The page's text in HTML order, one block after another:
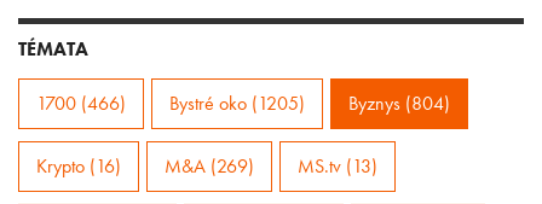
TÉMATA
1700 (466) Bystré oko (1205) Byznys (804)
Krypto (16) M&A (269) MS.tv (13)